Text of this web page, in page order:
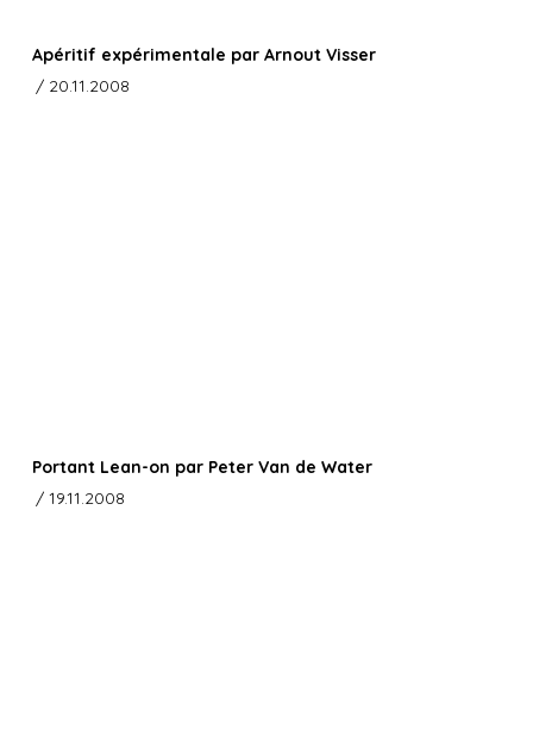
Apéritif expérimentale par Arnout Visser
/ 20.11.2008
Portant Lean-on par Peter Van de Water
/ 19.11.2008